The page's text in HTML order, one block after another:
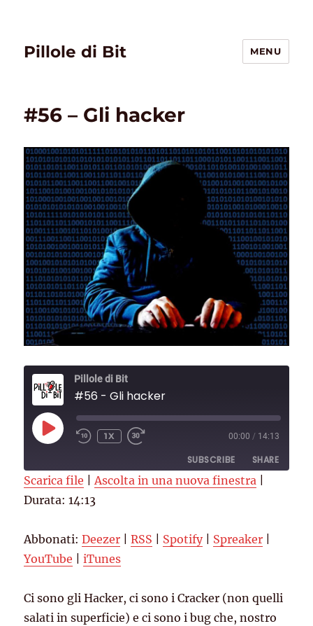
Pillole di Bit MENU
#56 – Gli hacker
Pillole di Bit
#56 - Gli hacker
PLAY
EPISODE
1X 00:00 / 14:13
SUBSCRIBE SHARE
Deezer
YouTube iTunes
RSS FEED
SHARE
EMBED
Scarica file |Ascolta in una nuova finestra
Durata: 14:13
Abbonati:Deezer |RSS Spotify| Spreaker
YouTube |iTunes
Ci sono gli Hacker, ci sono i Cracker (non quelli
salati in superficie) e ci sono i bug che, nostro